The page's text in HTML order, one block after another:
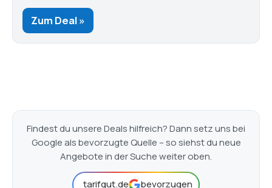
Zum Deal »
Findest du unsere Deals hilfreich? Dann setz uns bei
Google als bevorzugte Quelle – so siehst du neue
Angebote in der Suche weiter oben.
tarifgut.de bevorzugen